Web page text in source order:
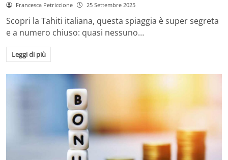
Francesca Petriccione 25 Settembre 2025
Scopri la Tahiti italiana, questa spiaggia è super segreta
e a numero chiuso: quasi nessuno…
Leggi di più